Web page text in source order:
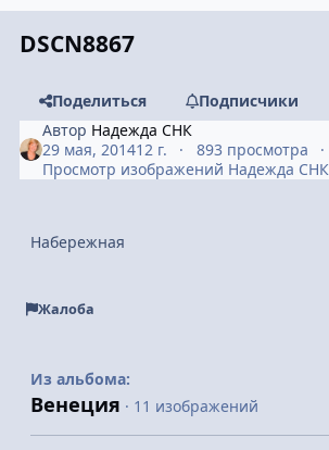
DSCN8867
Поделиться
Подписчики
Автор Надежда СНК
29 мая, 201412 г.
893 просмотра
Просмотр изображений Надежда СНК
Набережная
Жалоба
Из альбома:
Венеция · 11 изображений